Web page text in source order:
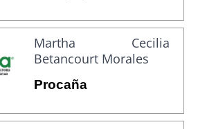
Martha Cecilia
Betancourt Morales
Procaña